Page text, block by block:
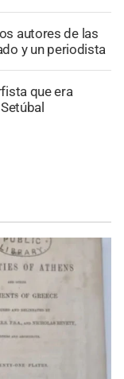
autores de las
y un periodista
que era